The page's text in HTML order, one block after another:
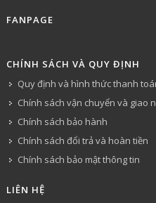
FANPAGE
CHÍNH SÁCH VÀ QUY ĐỊNH
Quy định và hình thức thanh
Chính sách vận chuyển và giao
Chính sách bảo hành
Chính sách đổi trả và hoàn tiền
Chính sách bảo mật thông tin
LIÊN HỆ